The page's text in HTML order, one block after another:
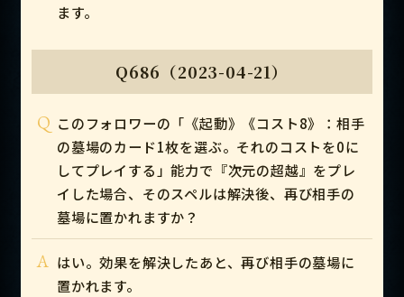
ます。
Q686（2023-04-21）
Q このフォロワーの「《起動》《コスト8》：相手
の墓場のカード1枚を選ぶ。それのコストを0に
してプレイする」能力で『次元の超越』をプレ
イした場合、そのスペルは解決後、再び相手の
墓場に置かれますか？
A はい。効果を解決したあと、再び相手の墓場に
置かれます。